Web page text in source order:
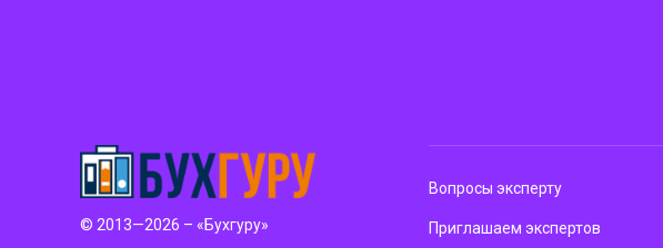
© 2013—2026 – «Бухгуру»
Вопросы эксперту
Приглашаем экспертов